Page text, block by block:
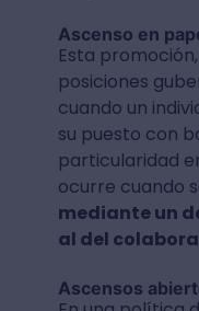
Ascenso en
Esta
posiciones
cuando un
su puesto con
particularidad
ocurre cuando
mediante un
al del
Ascensos